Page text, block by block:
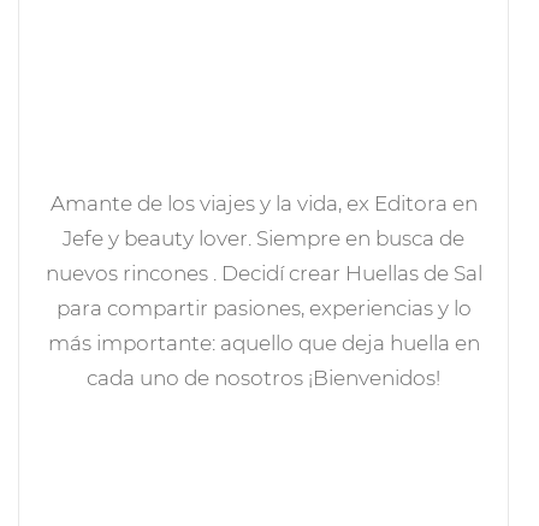
Amante de los viajes y la vida, ex Editora en
Jefe y beauty lover. Siempre en busca de
nuevos rincones . Decidí crear Huellas de Sal
para compartir pasiones, experiencias y lo
más importante: aquello que deja huella en
cada uno de nosotros ¡Bienvenidos!